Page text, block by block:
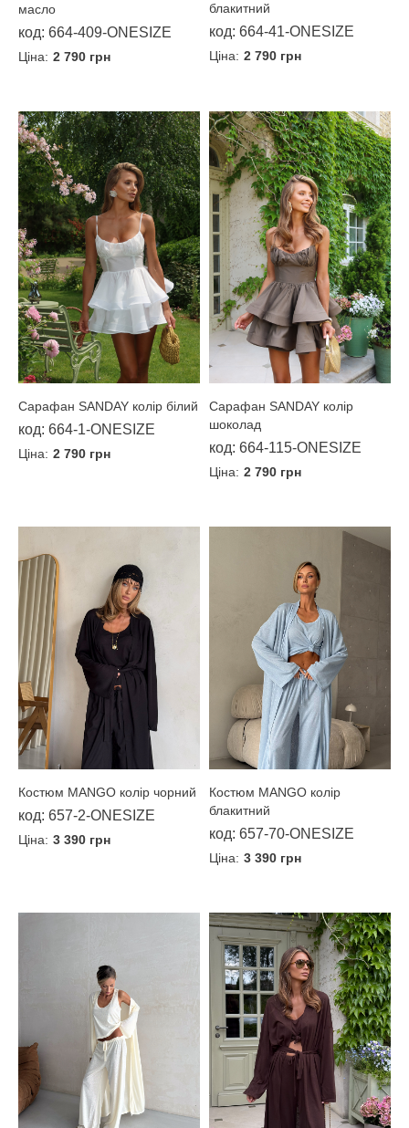
масло
код: 664-409-ONESIZE
Ціна: 2 790 грн
блакитний
код: 664-41-ONESIZE
Ціна: 2 790 грн
Сарафан SANDAY колір білий
код: 664-1-ONESIZE
Ціна: 2 790 грн
Сарафан SANDAY колір
шоколад
код: 664-115-ONESIZE
Ціна: 2 790 грн
Костюм MANGO колір чорний
код: 657-2-ONESIZE
Ціна: 3 390 грн
Костюм MANGO колір
блакитний
код: 657-70-ONESIZE
Ціна: 3 390 грн